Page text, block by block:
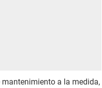
a la medida,